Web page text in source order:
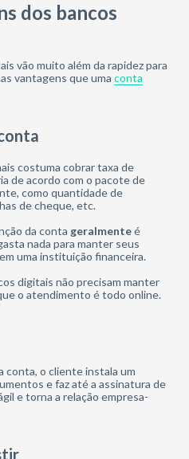
dos bancos
vão muito além da rapidez para
vantagens que uma conta
costuma cobrar taxa de
de acordo com o pacote de
como quantidade de
de cheque, etc.
da conta geralmenteé
nada para manter seus
uma instituição financeira.
digitais não precisam manter
o atendimento é todo online.
conta, o cliente instala um
e faz até a assinatura de
e torna a relação empresa-